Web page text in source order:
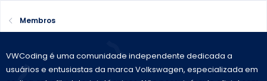
Membros
VWCoding é uma comunidade independente dedicada a
usuários e entusiastas da marca Volkswagen, especializada em